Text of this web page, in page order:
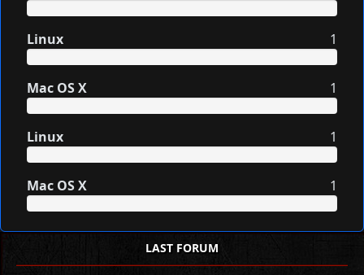
Linux 1
Mac OS X 1
Linux 1
Mac OS X 1
LAST FORUM